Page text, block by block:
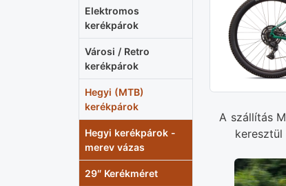
Elektromos
kerékpárok
Városi / Retro
kerékpárok
Hegyi (MTB)
kerékpárok
Hegyi kerékpárok -
merev vázas
29″ Kerékméret
A szállítás